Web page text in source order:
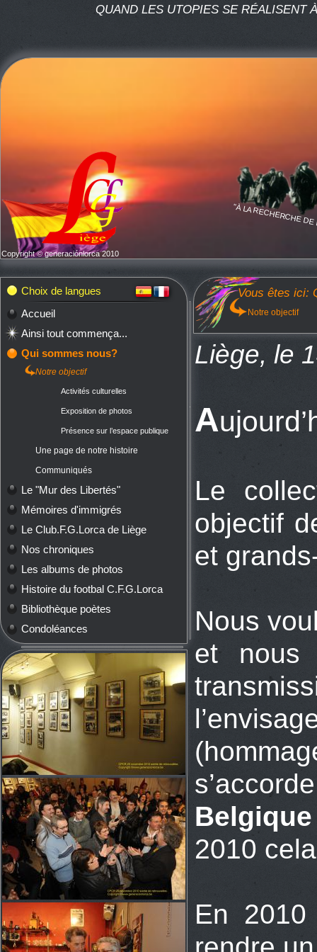
Liège, le
A
Le
objectif
et
Nous
et nous
Belgique
2010
En
Communiqués
Une page de notre histoire
Notre objectif
Présence sur l’espace publique
Exposition de photos
Activités culturelles
Vous êtes ici:
Notre objectif
Condoléances
Copyright © generaciónlorca 2010 "À LA RECHERCHE
QUAND LES UTOPIES SE RÉALISENT
Ainsi tout commença...
Choix de langues
Qui sommes nous?
Accueil
Le "Mur des Libertés"
Le Club.F.G.Lorca de Liège
Bibliothèque poètes
Histoire du footbal C.F.G.Lorca
Les albums de photos
Nos chroniques
Mémoires d'immigrés